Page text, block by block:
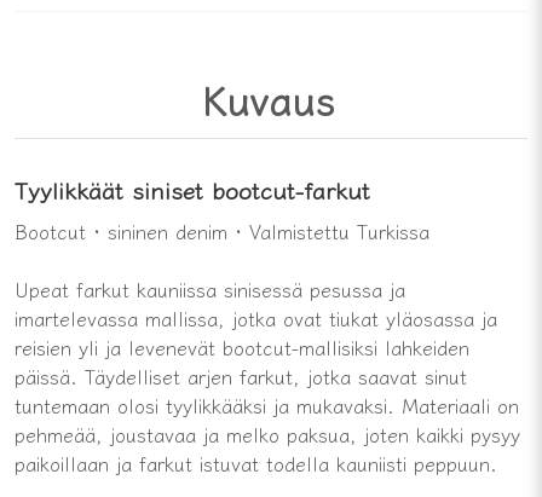
Kuvaus
Tyylikkäät siniset bootcut-farkut
Bootcut · sininen denim · Valmistettu Turkissa
Upeat farkut kauniissa sinisessä pesussa ja
imartelevassa mallissa, jotka ovat tiukat yläosassa ja
reisien yli ja levenevät bootcut-mallisiksi lahkeiden
päissä. Täydelliset arjen farkut, jotka saavat sinut
tuntemaan olosi tyylikkääksi ja mukavaksi. Materiaali on
pehmeää, joustavaa ja melko paksua, joten kaikki pysyy
paikoillaan ja farkut istuvat todella kauniisti peppuun.